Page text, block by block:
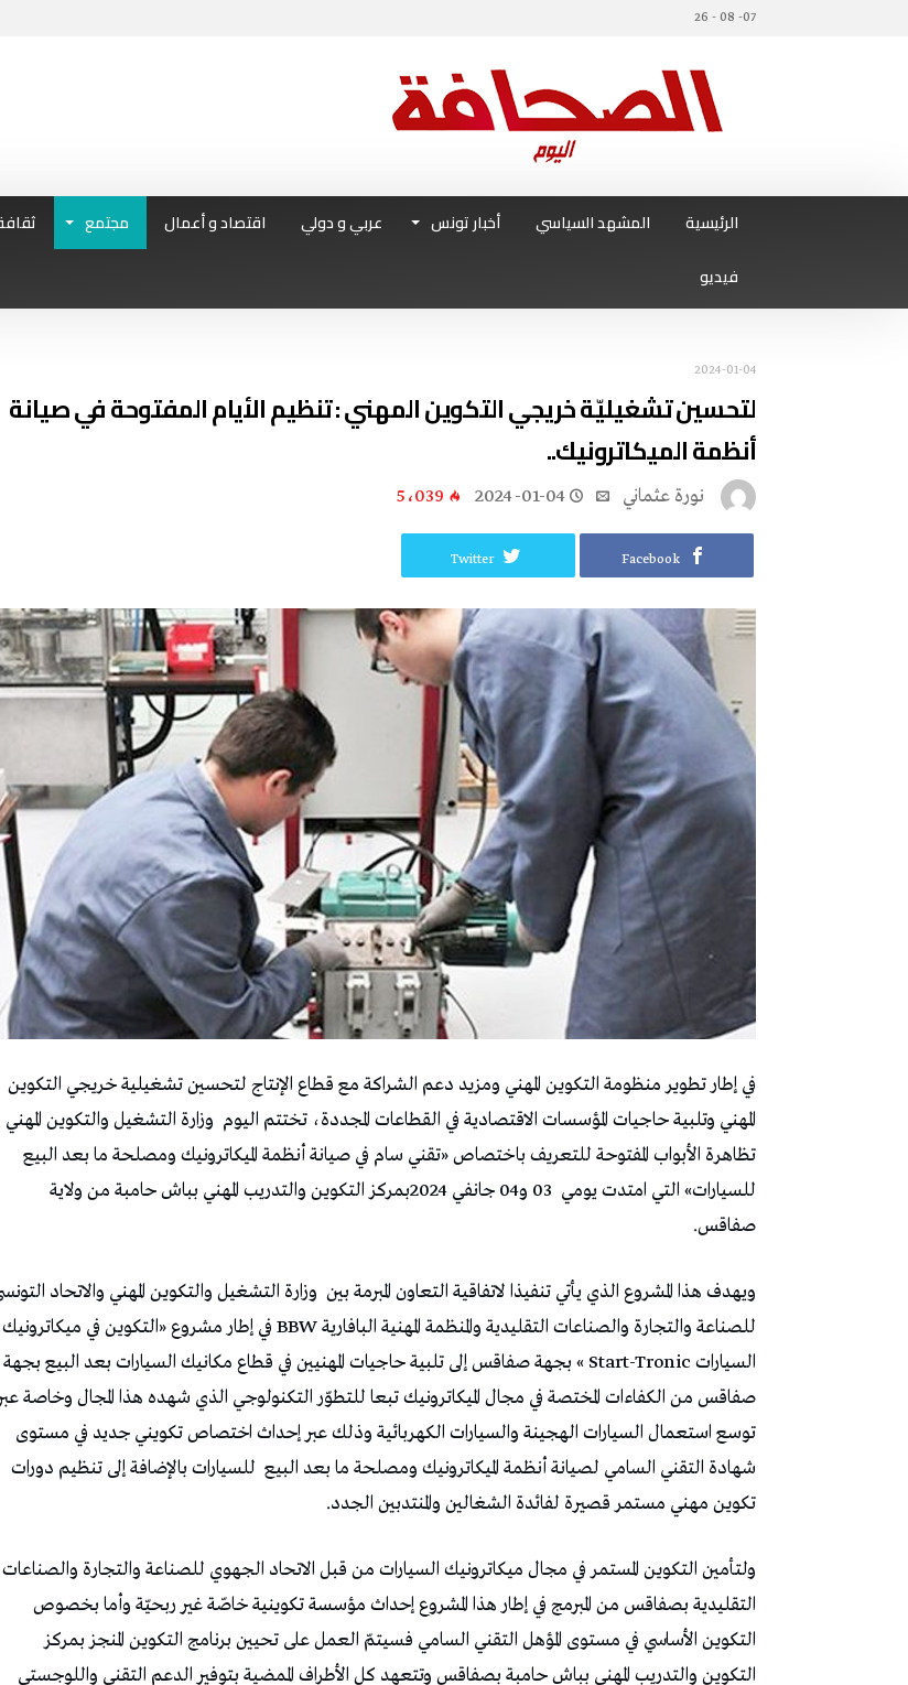
07- 08 - 26
الرئيسية المشهد السياسي أخبار تونس عربي و دولي اقتصاد و أعمال مجتمع
فيديو
2024-01-04
لتحسين تشغيليّة خريجي التكوين المهني : تنظيم الأيام المفتوحة في صيانة
أنظمة الميكاترونيك..
نورة‭ ‬عثماني‭ 2024-01-04 5٬039
Facebook
Twitter
في إطار تطوير منظومة التكوين المهني ومزيد دعم الشراكة مع قطاع الإنتاج لتحسين تشغيلية خريجي التكوين
المهني وتلبية حاجيات المؤسسات الاقتصادية في القطاعات المجددة، تختتم اليوم وزارة التشغيل والتكوين المهني
تظاهرة الأبواب المفتوحة للتعريف باختصاص «تقني سام في صيانة أنظمة الميكاترونيك ومصلحة ما بعد البيع
للسيارات» التي امتدت يومي
03 و04 جانفي 2024بمركز التكوين والتدريب المهني بباش حامبة من ولاية
صفاقس.
ويهدف هذا المشروع الذي يأتي تنفيذا لاتفاقية التعاون المبرمة بين وزارة التشغيل والتكوين المهني والاتحاد
للصناعة والتجارة والصناعات التقليدية والمنظمة المهنية البافارية BBW في إطار مشروع «التكوين في ميكاترونيك
السيارات Start-Tronic » بجهة صفاقس إلى تلبية حاجيات المهنيين في قطاع مكانيك السيارات بعد البيع بجهة
صفاقس من الكفاءات المختصة في مجال الميكاترونيك تبعا للتطوّر التكنولوجي الذي شهده هذا المجال وخاصة
توسع استعمال السيارات الهجينة والسيارات الكهربائية وذلك عبر إحداث اختصاص تكويني جديد في مستوى
شهادة التقني السامي لصيانة أنظمة الميكاترونيك ومصلحة ما بعد البيع للسيارات بالإضافة إلى تنظيم دورات
تكوين مهني مستمر قصيرة لفائدة الشغالين والمنتدبين الجدد.
ولتأمين التكوين المستمر في مجال ميكاترونيك السيارات من قبل الاتحاد الجهوي للصناعة والتجارة والصناعات
التقليدية بصفاقس من المبرمج في إطار هذا المشروع إحداث مؤسسة تكوينية خاصّة غير ربحيّة وأما بخصوص
التكوين الأساسي في مستوى المؤهل التقني السامي فسيتمّ العمل على تحيين برنامج التكوين المنجز بمركز
التكوين والتدريب المهني بباش حامبة بصفاقس وتتعهد كل الأطراف الممضية بتوفير الدعم التقني واللوجستي